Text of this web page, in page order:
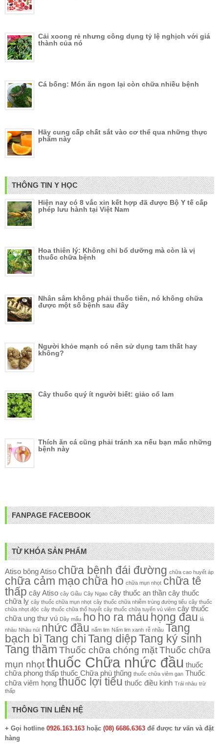
Cải xoong rẻ nhưng công dụng tỷ lệ nghịch với giá
thành của nó
Cá bống: Món ăn ngon lại còn chữa nhiều bệnh
Hãy cung cấp chất sắt vào cơ thể qua những thực
phẩm này
THÔNG TIN Y HỌC
Hiện nay có 8 vắc xin kết hợp đã được Bộ Y tế cấp
phép lưu hành tại Việt Nam
Hoa thiên lý: Không chỉ bổ dưỡng mà còn là vị
thuốc chữa bệnh
Nhân sâm không phải thuốc tiên, nó không chữa
được một số bệnh sau đây
Người khỏe mạnh có nên sử dụng tam thất hay
không?
Cây thuốc quý ít người biết: giảo cổ lam
Thích ăn cá cũng phải tránh xa nếu bạn mắc những
bệnh này
FANPAGE FACEBOOK
TỪ KHÓA SẢN PHẨM
Atiso bông Atiso chữa bệnh đái đường chữa cao huyết áp
chữa cảm mạo chữa ho chữa mụn nhọt chữa tê
thấp cây Atiso cây Giầu Cây Ngao cây thuốc an thần cây thuốc
chữa lỵ cây thuốc chữa mụn nhọt cây thuốc chữa nhiễm trùng đường tiểu cây thuốc
chữa nhọt độc cây thuốc chữa thổ huyết cây thuốc chữa tuyến vú viêm cây thuốc
chữa ung thư vú Dây mấu ho ho ra máu họng đau lá
nhàu Nhàu núi nhức đầu nấm lim Nấm lim xanh rễ nhầu Tang
bạch bì Tang chi Tang diệp Tang ký sinh
Tang thầm Thuốc chữa chóng mặtThuốc chữa
mụn nhọtthuốc Chữa nhức đầu thuốc
chữa phong thấp thuốc Chữa phù thũng thuốc chữa viêm gan Thuốc
chữa viêm họng thuốc lợi tiểu thuốc điều kinh Trái nhàu trừ
thấp
THÔNG TIN LIÊN HỆ
+ Gọi hotline 0926.163.163 hoặc (08) 6686.6363 để được tư vấn và đặt
hàng